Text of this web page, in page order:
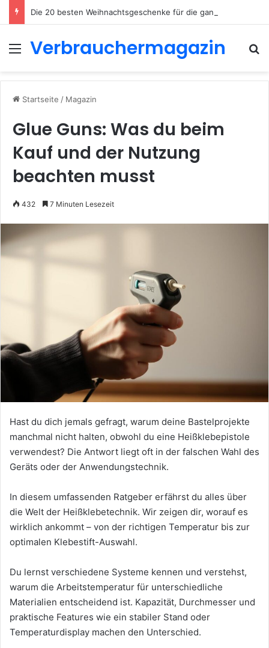
Menü
Verbrauchermagazin
Startseite / Magazin
Glue Guns: Was du beim
Kauf und der Nutzung
beachten musst
432 7 Minuten Lesezeit
Hast du dich jemals gefragt, warum deine Bastelprojekte
manchmal nicht halten, obwohl du eine Heißklebepistole
verwendest? Die Antwort liegt oft in der falschen Wahl des
Geräts oder der Anwendungstechnik.
In diesem umfassenden Ratgeber erfährst du alles über
die Welt der Heißklebetechnik. Wir zeigen dir, worauf es
wirklich ankommt – von der richtigen Temperatur bis zur
optimalen Klebestift-Auswahl.
Du lernst verschiedene Systeme kennen und verstehst,
warum die Arbeitstemperatur für unterschiedliche
Materialien entscheidend ist. Kapazität, Durchmesser und
praktische Features wie ein stabiler Stand oder
Temperaturdisplay machen den Unterschied.